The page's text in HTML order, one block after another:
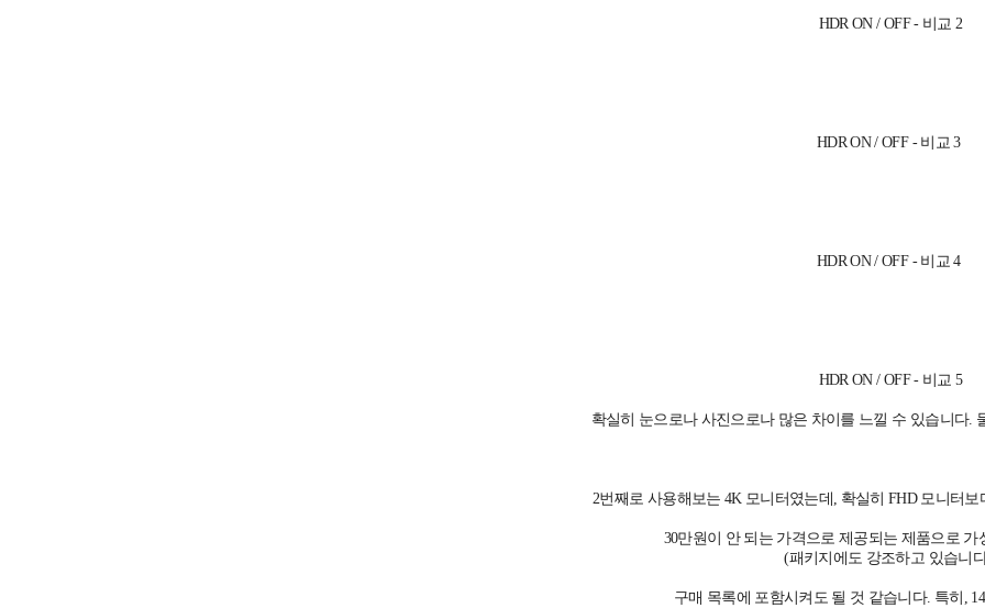
HDR ON / OFF - 비교 2
HDR ON / OFF - 비교 3
HDR ON / OFF - 비교 4
HDR ON / OFF - 비교 5
확실히 눈으로나 사진으로나 많은 차이를 느낄 수 있습니다.
2번째로 사용해보는 4K 모니터였는데, 확실히 FHD 모니터
30만원이 안 되는 가격으로 제공되는 제품으로 가
(패키지에도 강조하고 있습니
구매 목록에 포함시켜도 될 것 같습니다. 특히,